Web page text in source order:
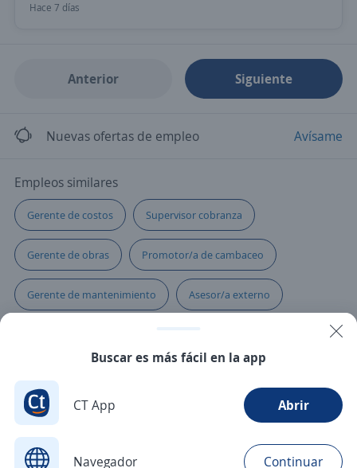
Hace 7 días
Anterior Siguiente
Nuevas ofertas de empleo Avísame
Empleos similares
Gerente de costos Supervisor cobranza
Gerente de obras Promotor/a de cambaceo
Gerente de mantenimiento Asesor/a externo
Administrativo comercial
Coordinador/a de cartera Gestor/a comercial
Buscar es más fácil en la app
CT App Abrir
Navegador Continuar